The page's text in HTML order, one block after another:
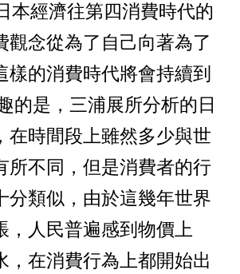
本經濟往第四消費時代的
觀念從為了自己向著為了
樣的消費時代將會持續到
的是，三浦展所分析的日
在時間段上雖然多少與世
所不同，但是消費者的行
分類似，由於這幾年世界
，人民普遍感到物價上
，在消費行為上都開始出